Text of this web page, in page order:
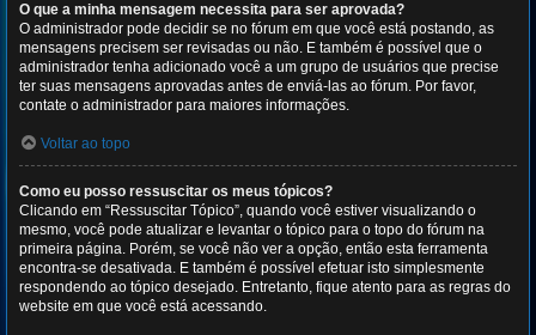
O que a minha mensagem necessita para ser aprovada?
O administrador pode decidir se no fórum em que você está postando, as
mensagens precisem ser revisadas ou não. E também é possível que o
administrador tenha adicionado você a um grupo de usuários que precise
ter suas mensagens aprovadas antes de enviá-las ao fórum. Por favor,
contate o administrador para maiores informações.
Voltar ao topo
Como eu posso ressuscitar os meus tópicos?
Clicando em “Ressuscitar Tópico”, quando você estiver visualizando o
mesmo, você pode atualizar e levantar o tópico para o topo do fórum na
primeira página. Porém, se você não ver a opção, então esta ferramenta
encontra-se desativada. E também é possível efetuar isto simplesmente
respondendo ao tópico desejado. Entretanto, fique atento para as regras do
website em que você está acessando.